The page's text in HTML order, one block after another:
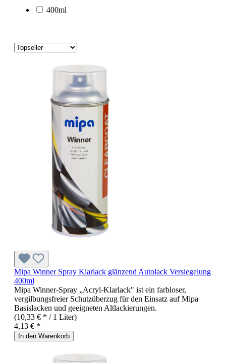
400ml
Mipa Winner Spray Klarlack glänzend Autolack Versiegelung
400ml
Mipa Winner-Spray „Acryl-Klarlack" ist ein farbloser,
vergilbungsfreier Schutzüberzug für den Einsatz auf Mipa
Basislacken und geeigneten Altlackierungen.
(10,33 € * / 1 Liter)
4,13 € *
In den Warenkorb